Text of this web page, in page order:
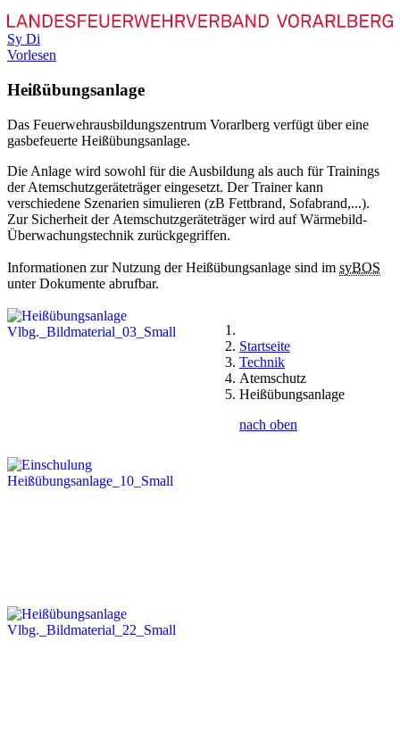
Sy Di
Vorlesen
Heißübungsanlage
Das Feuerwehrausbildungszentrum Vorarlberg verfügt über eine
gasbefeuerte Heißübungsanlage.
Die Anlage wird sowohl für die Ausbildung als auch für Trainings
der Atemschutzgeräteträger eingesetzt. Der Trainer kann
verschiedene Szenarien simulieren (zB Fettbrand, Sofabrand,...).
Zur Sicherheit der Atemschutzgeräteträger wird auf Wärmebild-
Überwachungstechnik zurückgegriffen.
Informationen zur Nutzung der Heißübungsanlage sind im syBOS
unter Dokumente abrufbar.
Startseite
Technik
Atemschutz
Heißübungsanlage
nach oben